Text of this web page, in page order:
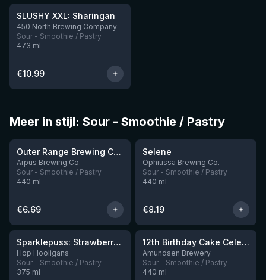
Nog 2
SLUSHY XXL: Sharingan
450 North Brewing Company
Sour - Smoothie / Pastry
473 ml
€10.99
Meer in stijl: Sour - Smoothie / Pastry
Nog 9
★4.04
Outer Range Brewing Co Watermelon x Mint x Lime Smoothie Sour Ale
Ārpus Brewing Co.
Sour - Smoothie / Pastry
440 ml
€6.69
★4.15
Selene
Ophiussa Brewing Co.
Sour - Smoothie / Pastry
440 ml
€8.19
Nog 4
★ 4.19
Sparklepuss: Strawberry Shortcake Rum BA (2025, purple wax)
Hop Hooligans
Sour - Smoothie / Pastry
375 ml
Nog 8
★ 3.87
12th Birthday Cake Celebration: Raspberry, Banana, Vanilla Ice Cream
Amundsen Brewery
Sour - Smoothie / Pastry
440 ml